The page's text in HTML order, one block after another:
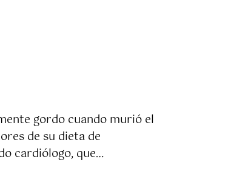
gordo cuando murió el
de su dieta de
cardiólogo, que…